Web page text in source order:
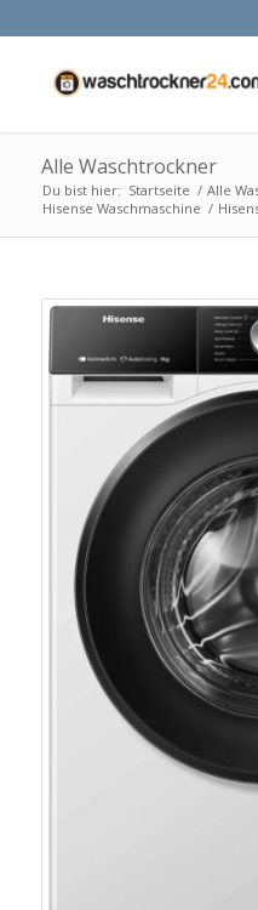
Alle Waschtrockner
Du bist hier: Startseite / Alle
Hisense Waschmaschine /